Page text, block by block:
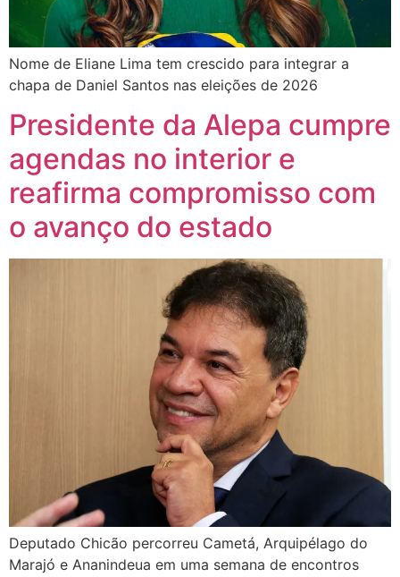
Nome de Eliane Lima tem crescido para integrar a
chapa de Daniel Santos nas eleições de 2026
Presidente da Alepa cumpre
agendas no interior e
reafirma compromisso com
o avanço do estado
Deputado Chicão percorreu Cametá, Arquipélago do
Marajó e Ananindeua em uma semana de encontros